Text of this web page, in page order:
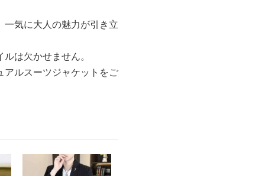
気に大人の魅力が引き立
は欠かせません。
ルスーツジャケットをご